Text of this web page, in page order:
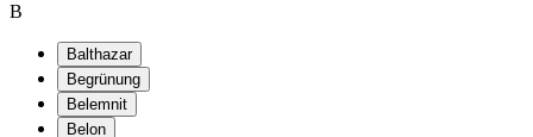
B
Balthazar
Begrünung
Belemnit
Belon